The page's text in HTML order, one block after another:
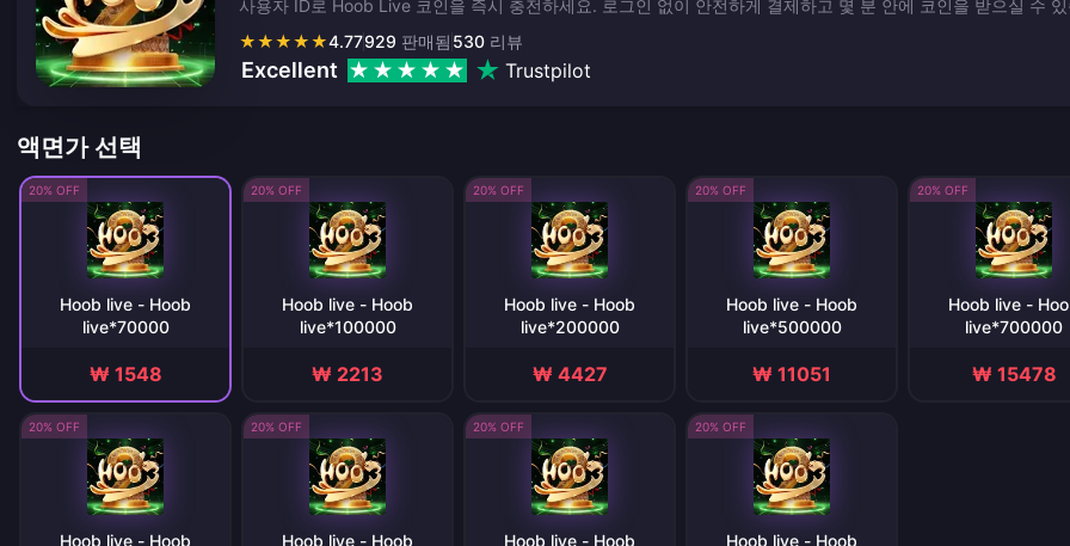
사용자 ID로 Hoob Live 코인을 즉시 충전하세요. 로그인 없이 안전하게 결제하고 몇 분 안에 코인을 받으실 수
★★★★★4.77 530 리뷰
929 판매됨
Excellent Trustpilot
액면가 선택
20% OFF
Hoob live - Hoob
live*70000
₩ 1548
20% OFF
Hoob live - Hoob
live*100000
₩ 2213
20% OFF
Hoob live - Hoob
live*200000
₩ 4427
20% OFF
Hoob live - Hoob
live*500000
₩ 11051
20% OFF
Hoob live -
live*700000
₩ 15478
20% OFF
Hoob live - Hoob
20% OFF
Hoob live - Hoob
20% OFF
Hoob live - Hoob
20% OFF
Hoob live - Hoob